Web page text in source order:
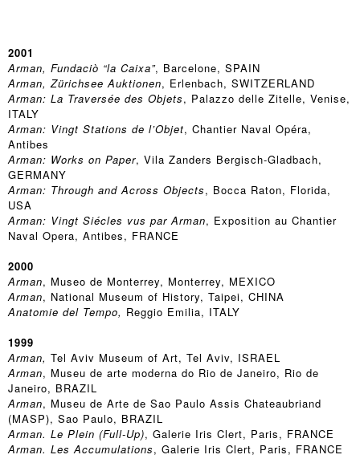
2001
Arman, Fundaciò “la Caixa”, Barcelone, SPAIN
Arman, Zürichsee Auktionen, Erlenbach, SWITZERLAND
Arman: La Traversée des Objets, Palazzo delle Zitelle, Venise,
ITALY
Arman: Vingt Stations de l’Objet, Chantier Naval Opéra,
Antibes
Arman: Works on Paper, Vila Zanders Bergisch-Gladbach,
GERMANY
Arman: Through and Across Objects, Bocca Raton, Florida,
USA
Arman: Vingt Siécles vus par Arman, Exposition au Chantier
Naval Opera, Antibes, FRANCE
2000
Arman, Museo de Monterrey, Monterrey, MEXICO
Arman, National Museum of History, Taipei, CHINA
Anatomie del Tempo, Reggio Emilia, ITALY
1999
Arman, Tel Aviv Museum of Art, Tel Aviv, ISRAEL
Arman, Museu de arte moderna do Rio de Janeiro, Rio de
Janeiro, BRAZIL
Arman, Museu de Arte de Sao Paulo Assis Chateaubriand
(MASP), Sao Paulo, BRAZIL
Arman. Le Plein (Full-Up), Galerie Iris Clert, Paris, FRANCE
Arman. Les Accumulations, Galerie Iris Clert, Paris, FRANCE